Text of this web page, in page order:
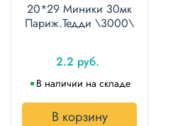
20*29 Миники 30мк
Париж.Тедди \3000\
2.2 руб.
В наличии на складе
В корзину